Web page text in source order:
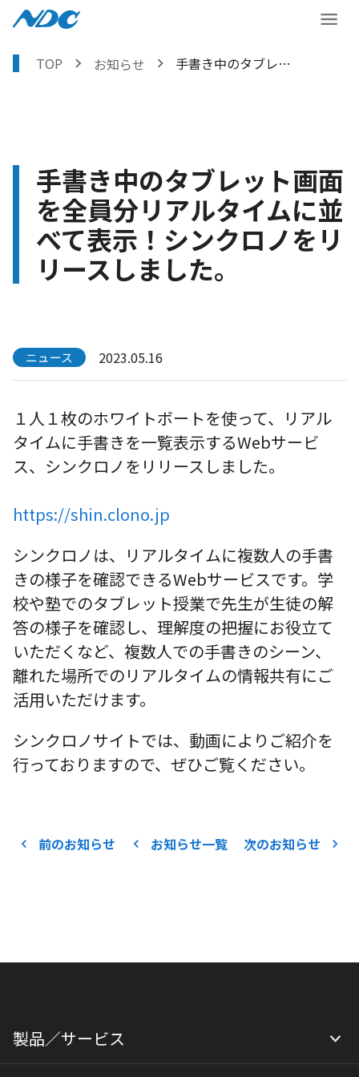
TOP お知らせ 手書き中のタブレット画面を全員分リアルタイムに並べて表示！シンクロノをリリースしました。
手書き中のタブレット画面
を全員分リアルタイムに並
べて表示！シンクロノをリ
リースしました。
ニュース 2023.05.16
１人１枚のホワイトボートを使って、リアル
タイムに手書きを一覧表示するWebサービ
ス、シンクロノをリリースしました。
https://shin.clono.jp
シンクロノは、リアルタイムに複数人の手書
きの様子を確認できるWebサービスです。学
校や塾でのタブレット授業で先生が生徒の解
答の様子を確認し、理解度の把握にお役立て
いただくなど、複数人での手書きのシーン、
離れた場所でのリアルタイムの情報共有にご
活用いただけます。
シンクロノサイトでは、動画によりご紹介を
行っておりますので、ぜひご覧ください。
前のお知らせ お知らせ一覧 次のお知らせ
製品／サービス